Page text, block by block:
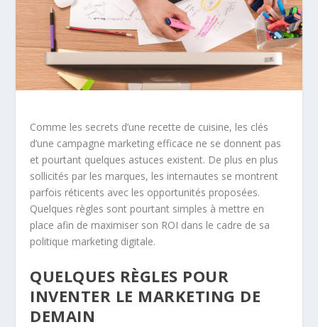
Comme les secrets d’une recette de cuisine, les clés
d’une campagne marketing efficace ne se donnent pas
et pourtant quelques astuces existent. De plus en plus
sollicités par les marques, les internautes se montrent
parfois réticents avec les opportunités proposées.
Quelques règles sont pourtant simples à mettre en
place afin de maximiser son ROI dans le cadre de sa
politique marketing digitale.
QUELQUES RÈGLES POUR
INVENTER LE MARKETING DE
DEMAIN